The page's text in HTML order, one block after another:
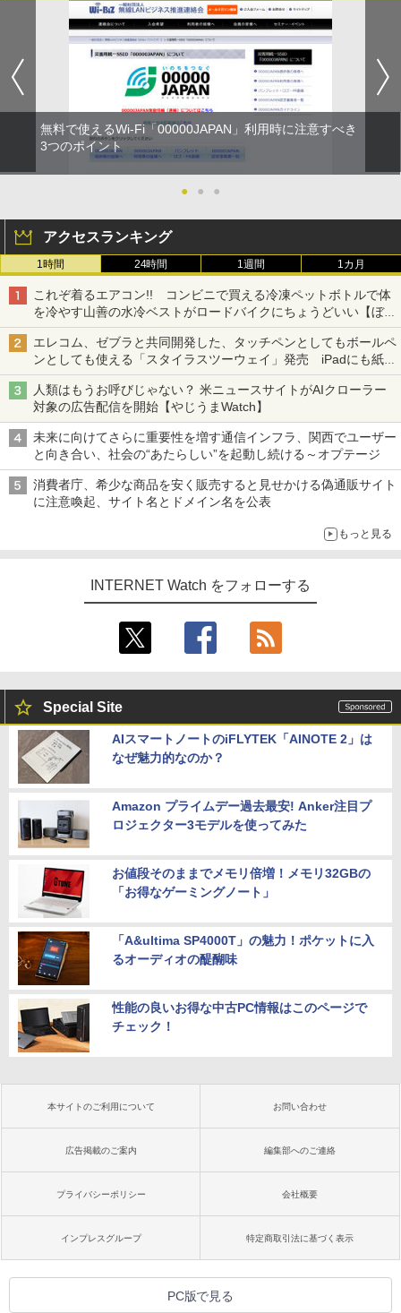
無料で使えるWi-Fi「00000JAPAN」利用時に注意すべき
3つのポイント
● ● ●
アクセスランキング
1時間 24時間 1週間 1カ月
これぞ着るエアコン!! コンビニで買える冷凍ペットボトルで体
を冷やす山善の水冷ベストがロードバイクにちょうどいい【ぼっ
ち・ざ・ろーど！その14】【空いた時間でなにしてる？】
エレコム、ゼブラと共同開発した、タッチペンとしてもボールペ
ンとしても使える「スタイラスツーウェイ」発売 iPadにも紙に
も、持ち替えずに書き込める
人類はもうお呼びじゃない？ 米ニュースサイトがAIクローラー
対象の広告配信を開始【やじうまWatch】
未来に向けてさらに重要性を増す通信インフラ、関西でユーザー
と向き合い、社会の“あたらしい”を起動し続ける～オプテージ
消費者庁、希少な商品を安く販売すると見せかける偽通販サイト
に注意喚起、サイト名とドメイン名を公表
もっと見る
INTERNET Watch をフォローする
Special Site
AIスマートノートのiFLYTEK「AINOTE 2」は
なぜ魅力的なのか？
Amazon プライムデー過去最安! Anker注目プ
ロジェクター3モデルを使ってみた
お値段そのままでメモリ倍増！メモリ32GBの
「お得なゲーミングノート」
「A&ultima SP4000T」の魅力！ポケットに入
るオーディオの醍醐味
性能の良いお得な中古PC情報はこのページで
チェック！
本サイトのご利用について お問い合わせ
広告掲載のご案内 編集部へのご連絡
プライバシーポリシー 会社概要
インプレスグループ 特定商取引法に基づく表示
PC版で見る